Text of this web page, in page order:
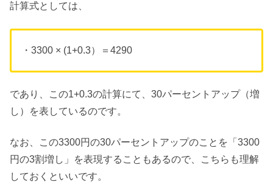
計算式としては、
・3300 × (1+0.3）＝4290
であり、この1+0.3の計算にて、30パーセントアップ（増
し）を表しているのです。
なお、この3300円の30パーセントアップのことを「3300
円の3割増し」を表現することもあるので、こちらも理解
しておくといいです。